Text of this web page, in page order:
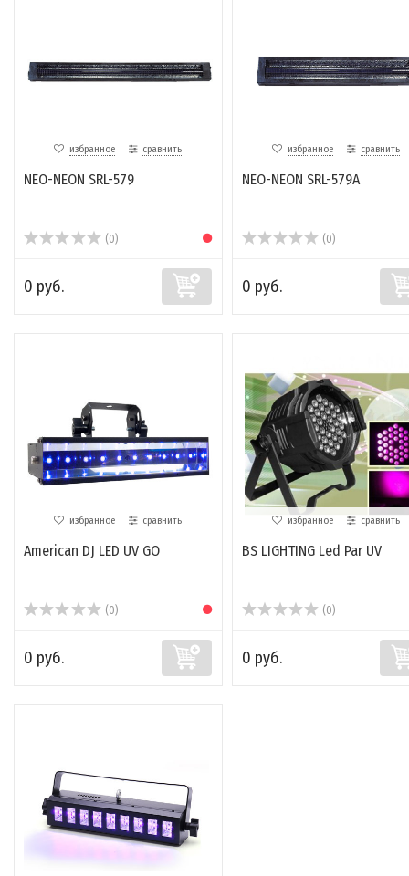
избранное сравнить
NEO-NEON SRL-579
(0)
0 руб.
избранное сравнить
NEO-NEON SRL-579A
(0)
0 руб.
избранное сравнить
American DJ LED UV GO
(0)
0 руб.
избранное сравнить
BS LIGHTING Led Par UV
(0)
0 руб.